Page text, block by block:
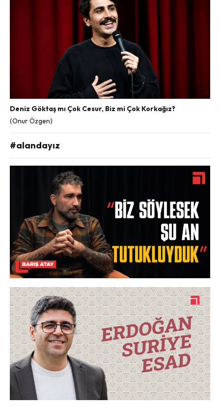
Deniz Göktaş mı Çok Cesur, Biz mi Çok Korkağız?
(Onur Özgen)
#alandayız